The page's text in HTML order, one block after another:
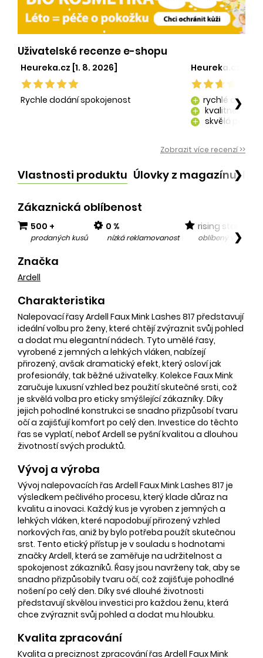
Uživatelské recenze e-shopu
Heureka.cz [1. 8. 2026]
Rychle dodání spokojenost
Heureka.cz [29.
add rychlé dodání
add kvalitně
add skvělá péče o
❯
Zobrazit více recenzí >>
Vlastnosti produktu Úlovky z magazínu❯
Zákaznická oblíbenost
500 +
prodaných kusů
0 %
nízká reklamovanost
rising star
oblíbený v❯
Značka
Ardell
Charakteristika
Nalepovací řasy Ardell Faux Mink Lashes 817 představují
ideální volbu pro ženy, které chtějí zvýraznit svůj pohled
a dodat mu elegantní nádech. Tyto umělé řasy,
vyrobené z jemných a lehkých vláken, nabízejí
přirozený, avšak dramatický efekt, který osloví jak
profesionály, tak běžné uživatelky. Kolekce Faux Mink
zaručuje luxusní vzhled bez použití skutečné srsti, což
je skvělá volba pro eticky smýšlející zákazníky. Díky
jejich pohodlné konstrukci se snadno přizpůsobí tvaru
očí a zajišťují komfort po celý den. Investice do těchto
řas se vyplatí, neboť Ardell se pyšní kvalitou a dlouhou
životností svých produktů.
Vývoj a výroba
Vývoj nalepovacích řas Ardell Faux Mink Lashes 817 je
výsledkem pečlivého procesu, který klade důraz na
kvalitu a inovaci. Každý kus je vyroben z jemných a
lehkých vláken, které napodobují přirozený vzhled
norkových řas, aniž by bylo potřeba použít skutečnou
srst. Tento etický přístup je v souladu s hodnotami
značky Ardell, která se zaměřuje na udržitelnost a
spokojenost zákazníků. Řasy jsou navrženy tak, aby se
snadno přizpůsobily tvaru očí, což zajišťuje pohodlné
nošení po celý den. Díky své dlouhé životnosti
představují skvělou investici pro každou ženu, která
chce zvýraznit svůj pohled a dodat mu hloubku.
Kvalita zpracování
Kvalita a preciznost zpracování řas Ardell Faux Mink